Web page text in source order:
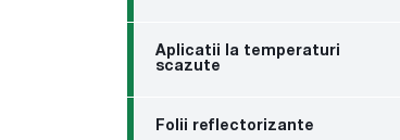
Aplicatii la temperaturi
scazute
Folii reflectorizante